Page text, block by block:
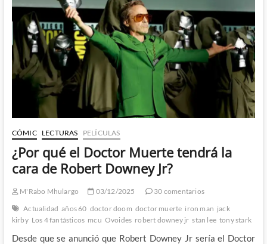
Joshua
Williams
y
Carmen
Carnero
CÓMIC LECTURAS PELÍCULAS
¿Por qué el Doctor Muerte tendrá la
cara de Robert Downey Jr?
M'Rabo Mhulargo 03/12/2025
30 comentarios
Actualidad años 60 doctor doom doctor muerte iron man jack
kirby Los 4 fantásticos mcu Ovoides robert downey jr stan lee tony stark
Desde que se anunció que Robert Downey Jr sería el Doctor